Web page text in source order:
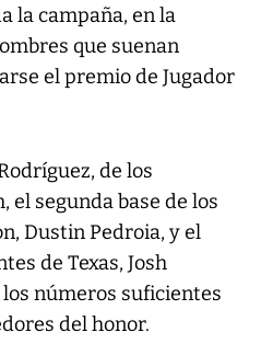
la campaña, en la
que suenan
el premio de Jugador
de los
el segunda base de los
Dustin Pedroia, y el
de Texas, Josh
números suficientes
del honor.